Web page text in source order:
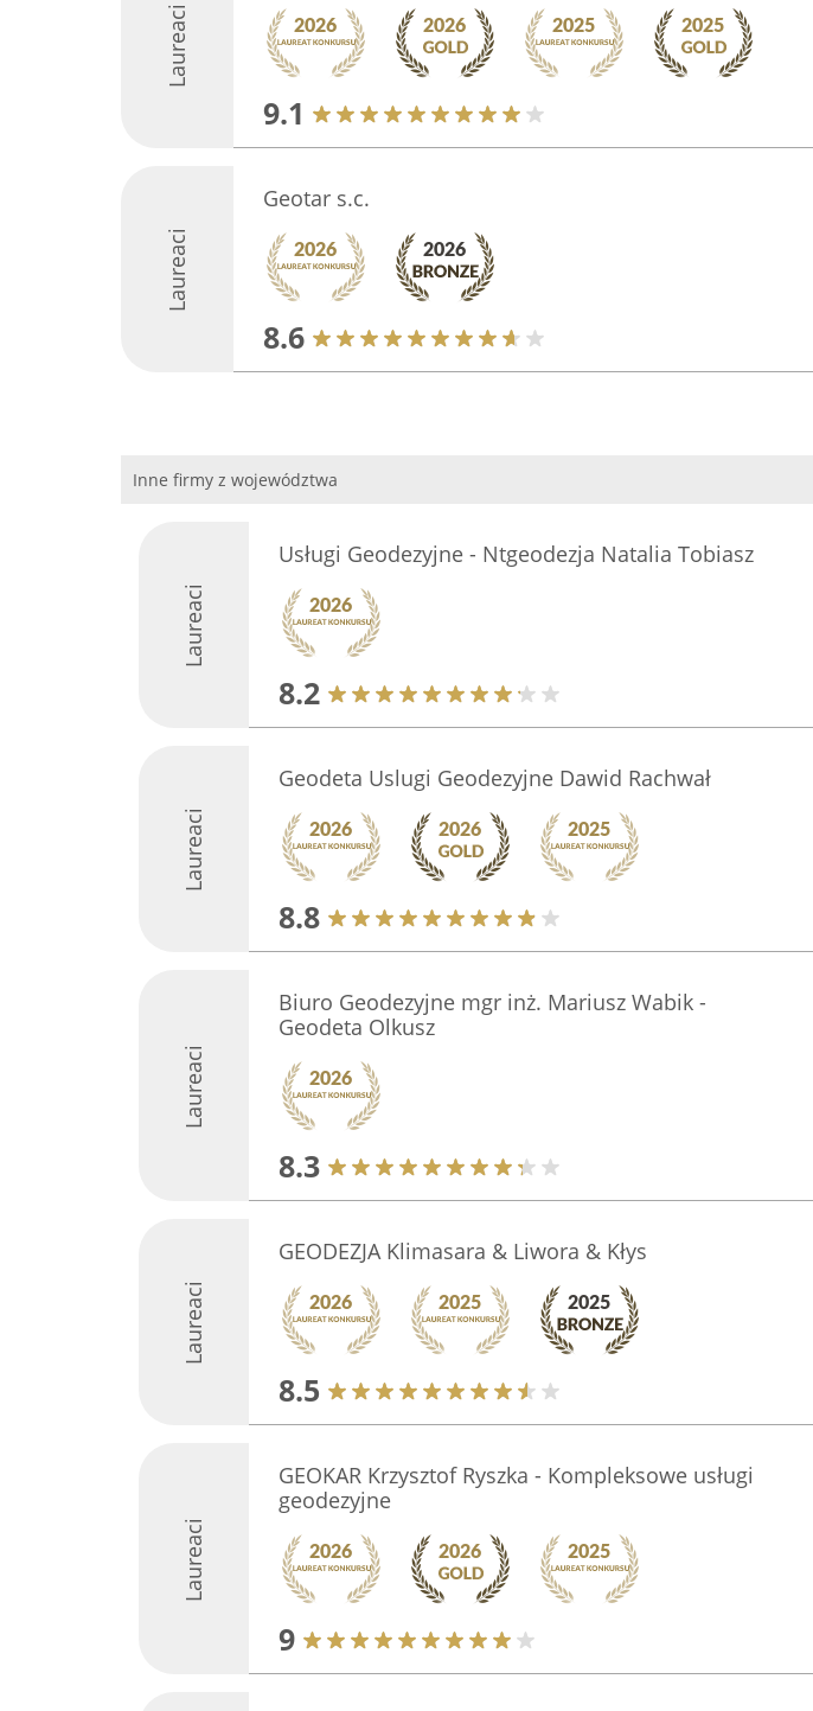
Laureaci
9.1
Laureaci
Geotar s.c.
8.6
Inne firmy z województwa
Laureaci
Usługi Geodezyjne - Ntgeodezja Natalia Tobiasz
8.2
Laureaci
Geodeta Uslugi Geodezyjne Dawid Rachwał
8.8
Laureaci
Biuro Geodezyjne mgr inż. Mariusz Wabik -
Geodeta Olkusz
8.3
Laureaci
GEODEZJA Klimasara & Liwora & Kłys
8.5
Laureaci
GEOKAR Krzysztof Ryszka - Kompleksowe usługi
geodezyjne
9